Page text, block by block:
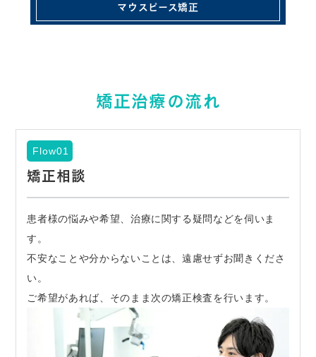
マウスピース矯正
矯正治療の流れ
Flow01
矯正相談
患者様の悩みや希望、治療に関する疑問などを伺いま
す。
不安なことや分からないことは、遠慮せずお聞きくださ
い。
ご希望があれば、そのまま次の矯正検査を行います。